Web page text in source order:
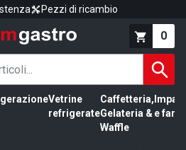
Pezzi di ricambio
0
Vetrine
refrigerate
Caffetteria,
Gelateria &
Waffle
e